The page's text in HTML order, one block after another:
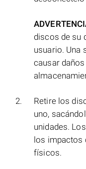
discos de su
usuario. Una
causar
Retire los
uno,
unidades.
los impactos
físicos.